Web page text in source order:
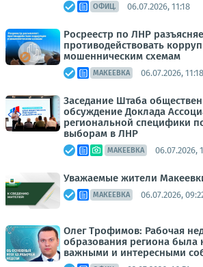
ОФИЦ. 06.07.2026, 11:18
Росреестр по ЛНР
противодействовать
мошенническим схемам
МАКЕЕВКА 06.07.2026, 11:18
Заседание Штаба
обсуждение Доклада
региональной специфики
выборам в ЛНР
МАКЕЕВКА 06.07.2026,
Уважаемые жители
МАКЕЕВКА 06.07.2026,
Олег Трофимов: Рабочая
образования региона была
важными и интересными